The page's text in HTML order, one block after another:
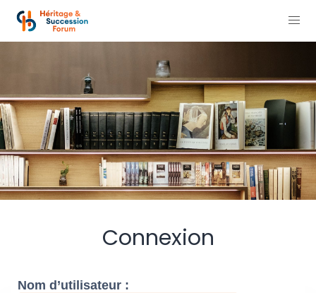
Connexion
Nom d’utilisateur :